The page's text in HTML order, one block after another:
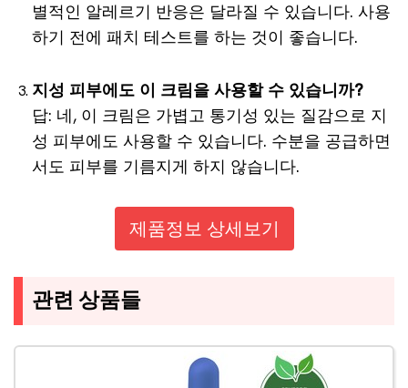
별적인 알레르기 반응은 달라질 수 있습니다. 사용
하기 전에 패치 테스트를 하는 것이 좋습니다.
지성 피부에도 이 크림을 사용할 수 있습니까?
답: 네, 이 크림은 가볍고 통기성 있는 질감으로 지
성 피부에도 사용할 수 있습니다. 수분을 공급하면
서도 피부를 기름지게 하지 않습니다.
제품정보 상세보기
관련 상품들